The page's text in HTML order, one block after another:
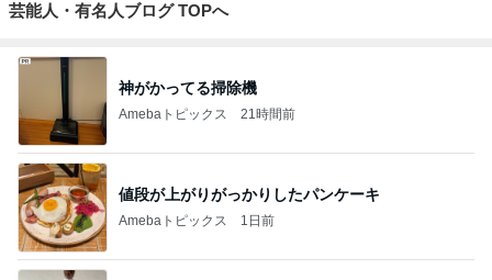
芸能人・有名人ブログ TOPへ
神がかってる掃除機
Amebaトピックス 21時間前
値段が上がりがっかりしたパンケーキ
Amebaトピックス 1日前